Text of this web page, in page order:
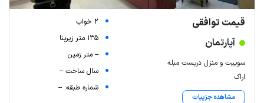
قیمت توافقی
آپارتمان
سوییت و منزل دربست مبله
اراک
مشاهده جزییات
2 خواب
135 متر زیربنا
-- متر زمین
سال ساخت --
شماره طبقه: --